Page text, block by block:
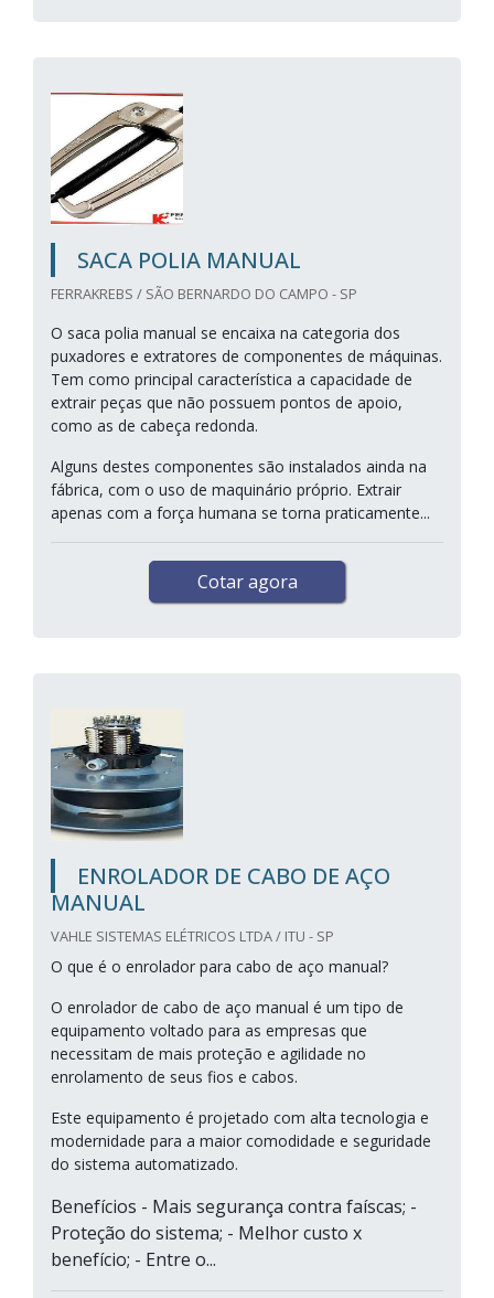
SACA POLIA MANUAL
FERRAKREBS / SÃO BERNARDO DO CAMPO - SP
O saca polia manual se encaixa na categoria dos
puxadores e extratores de componentes de máquinas.
Tem como principal característica a capacidade de
extrair peças que não possuem pontos de apoio,
como as de cabeça redonda.
Alguns destes componentes são instalados ainda na
fábrica, com o uso de maquinário próprio. Extrair
apenas com a força humana se torna praticamente...
Cotar agora
ENROLADOR DE CABO DE AÇO
MANUAL
VAHLE SISTEMAS ELÉTRICOS LTDA / ITU - SP
O que é o enrolador para cabo de aço manual?
O enrolador de cabo de aço manual é um tipo de
equipamento voltado para as empresas que
necessitam de mais proteção e agilidade no
enrolamento de seus fios e cabos.
Este equipamento é projetado com alta tecnologia e
modernidade para a maior comodidade e seguridade
do sistema automatizado.
Benefícios - Mais segurança contra faíscas; -
Proteção do sistema; - Melhor custo x
benefício; - Entre o...